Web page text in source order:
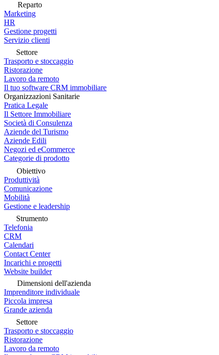
Reparto
Marketing
HR
Gestione progetti
Servizio clienti
Settore
Trasporto e stoccaggio
Ristorazione
Lavoro da remoto
Il tuo software CRM immobiliare
Organizzazioni Sanitarie
Pratica Legale
Il Settore Immobiliare
Società di Consulenza
Aziende del Turismo
Aziende Edili
Negozi ed eCommerce
Categorie di prodotto
Obiettivo
Produttività
Comunicazione
Mobilità
Gestione e leadership
Strumento
Telefonia
CRM
Calendari
Contact Center
Incarichi e progetti
Website builder
Dimensioni dell'azienda
Imprenditore individuale
Piccola impresa
Grande azienda
Settore
Trasporto e stoccaggio
Ristorazione
Lavoro da remoto